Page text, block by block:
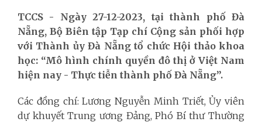
TCCS - Ngày 27-12-2023, tại thành phố Đà
Nẵng, Bộ Biên tập Tạp chí Cộng sản phối hợp
với Thành ủy Đà Nẵng tổ chức Hội thảo khoa
học: “Mô hình chính quyền đô thị ở Việt Nam
hiện nay - Thực tiễn thành phố Đà Nẵng”.
Các đồng chí: Lương Nguyễn Minh Triết, Ủy viên
dự khuyết Trung ương Đảng, Phó Bí thư Thường